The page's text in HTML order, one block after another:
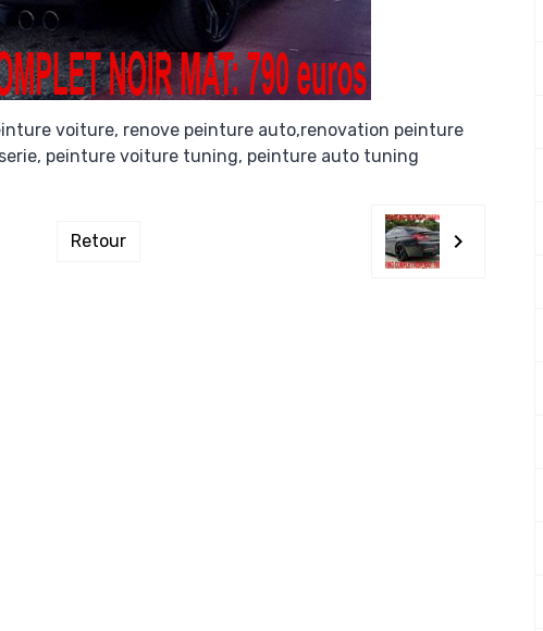
voiture, renove peinture auto,renovation peinture
peinture voiture tuning, peinture auto tuning
Retour